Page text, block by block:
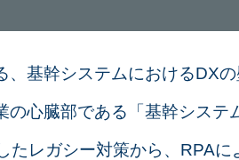
基幹システムにおけるDXの
の心臓部である「基幹システ
たレガシー対策から、RPA